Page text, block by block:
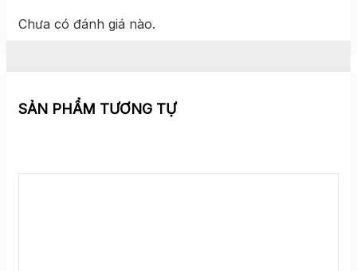
Chưa có đánh giá nào.
SẢN PHẨM TƯƠNG TỰ